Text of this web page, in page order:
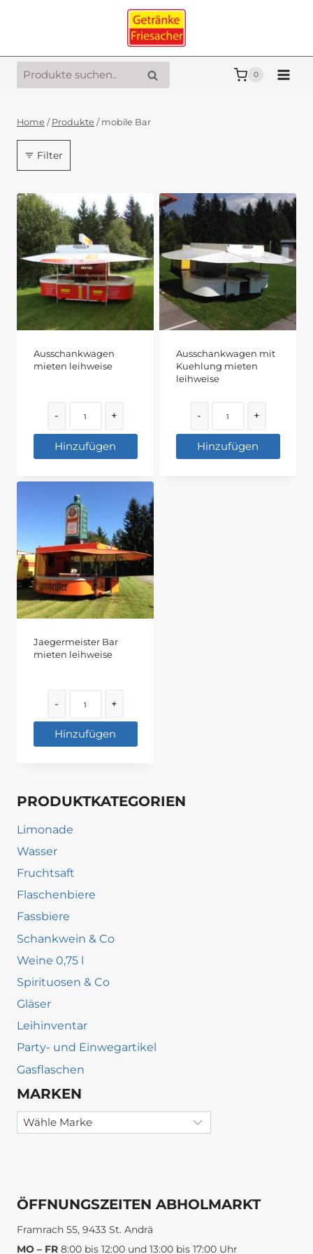
Suche
nach:
Suche 0
Home / Produkte / mobile Bar
Filter
Ausschankwagen
mieten leihweise
- +
Hinzufügen
Ausschankwagen mit
Kuehlung mieten
leihweise
- +
Hinzufügen
Jaegermeister Bar
mieten leihweise
- +
Hinzufügen
PRODUKTKATEGORIEN
Limonade
Wasser
Fruchtsaft
Flaschenbiere
Fassbiere
Schankwein & Co
Weine 0,75 l
Spirituosen & Co
Gläser
Leihinventar
Party- und Einwegartikel
Gasflaschen
MARKEN
ÖFFNUNGSZEITEN ABHOLMARKT
Framrach 55, 9433 St. Andrä
MO – FR 8:00 bis 12:00 und 13:00 bis 17:00 Uhr